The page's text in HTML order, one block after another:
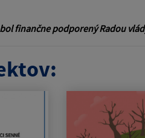
finančne podporený Radou